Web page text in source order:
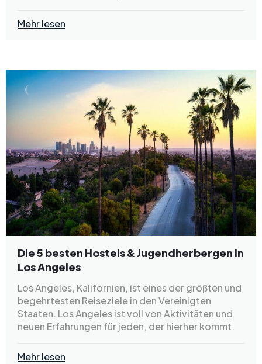
Mehr lesen
Die 5 besten Hostels & Jugendherbergen in
Los Angeles
Los Angeles, Kalifornien, ist eines der größten und
begehrtesten Reiseziele in den Vereinigten
Staaten. Los Angeles ist voll von Aktivitäten und
neuen Erfahrungen für jeden, der hierher kommt.
Mehr lesen